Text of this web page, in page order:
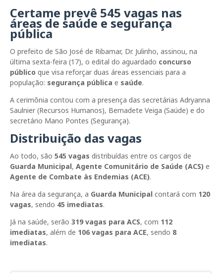
Certame prevê 545 vagas nas
áreas de saúde e segurança
pública
O prefeito de São José de Ribamar, Dr. Julinho, assinou, na
última sexta-feira (17), o edital do aguardado concurso
público que visa reforçar duas áreas essenciais para a
população: segurança pública e saúde.
A cerimônia contou com a presença das secretárias Adryanna
Saulnier (Recursos Humanos), Bernadete Veiga (Saúde) e do
secretário Mano Pontes (Segurança).
Distribuição das vagas
Ao todo, são 545 vagas distribuídas entre os cargos de
Guarda Municipal, Agente Comunitário de Saúde (ACS) e
Agente de Combate às Endemias (ACE).
Na área da segurança, a Guarda Municipal contará com 120
vagas, sendo 45 imediatas.
Já na saúde, serão 319 vagas para ACS, com 112
imediatas, além de 106 vagas para ACE, sendo 8
imediatas.